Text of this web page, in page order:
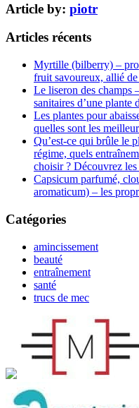
Article by: piotr
Articles récents
Myrtille (bilberry) –
fruit savoureux, allié
Le liseron des champs
sanitaires d’une plante
Les plantes pour
quelles sont les
Qu’est-ce qui brûle le
régime, quels
choisir ? Découvrez
Capsicum parfumé,
aromaticum) – les
Catégories
amincissement
beauté
entraînement
santé
trucs de mec